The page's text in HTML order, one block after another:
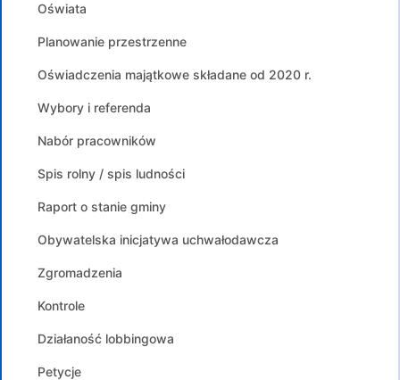
Oświata
Planowanie przestrzenne
Oświadczenia majątkowe składane od 2020 r.
Wybory i referenda
Nabór pracowników
Spis rolny / spis ludności
Raport o stanie gminy
Obywatelska inicjatywa uchwałodawcza
Zgromadzenia
Kontrole
Działaność lobbingowa
Petycje